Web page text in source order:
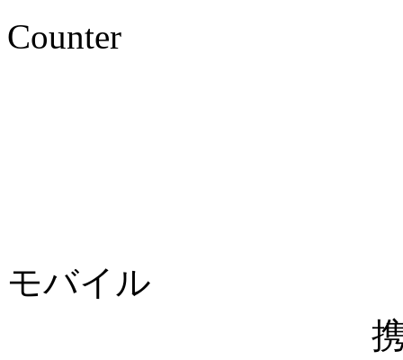
Counter
モバイル